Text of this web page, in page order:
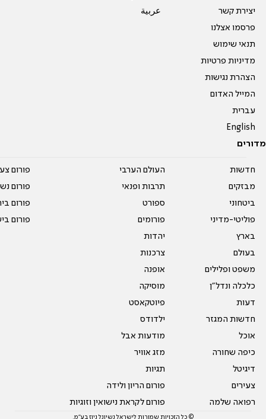
יצירת קשר
פרסמו אצלנו
תנאי שימוש
מדיניות פרטיות
הצהרת נגישות
המייל האדום
עברית
English
عربية
מדורים
חדשות
מבזקים
ביטחוני
פוליטי-מדיני
בארץ
בעולם
משפט ופלילים
כלכלה ונדל"ן
דעות
חדשות המגזר
אוכל
כיפה שחורה
דיגיטל
צעירים
רפואה שלמה
העולם הערבי
תרבות ופנאי
ספורט
פורומים
יהדות
צרכנות
אופנה
מוסיקה
פיוטקאסט
ילדודס
מודעות אבל
מזג אוויר
תגיות
פורום הריון ולידה
פורום לקראת נישואין וזוגיות
פורום
פורום
פורום
פורום
© כל הזכויות שמורות לישראל נשיונל ניוז בע"מ.